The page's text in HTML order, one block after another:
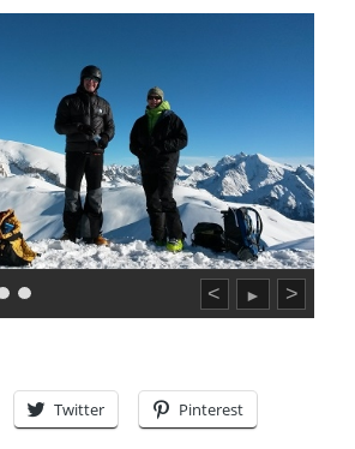
< ► >
Twitter Pinterest